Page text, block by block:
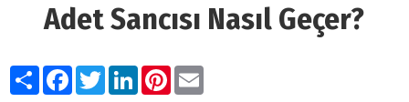
Adet Sancısı Nasıl Geçer?
PaylaşFacebook
TwitterLinkedIn
Pinterest
Email